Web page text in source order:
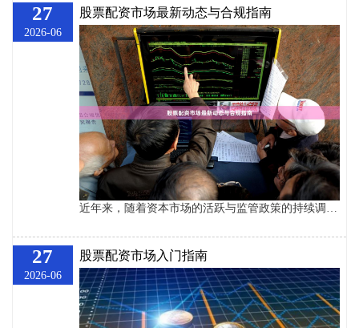
27
2026-06
股票配资市场最新动态与合规指南
27
2026-06
股票配资市场入门指南